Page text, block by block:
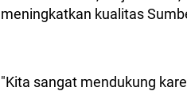
meningkatkan kualitas
"Kita sangat mendukung